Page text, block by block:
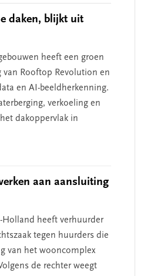
daken, blijkt uit
heeft een groen
Rooftop Revolution en
en AI-beeldherkenning.
verkoeling en
dakoppervlak in
aan aansluiting
Holland heeft verhuurder
tegen huurders die
van het wooncomplex
de rechter weegt